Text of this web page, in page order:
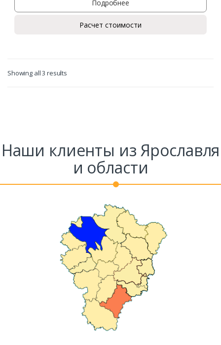
Заказать
Ваш телефон*
Подробнее
Расчет стоимости
Showing all 3 results
Наши клиенты из Ярославля
и области